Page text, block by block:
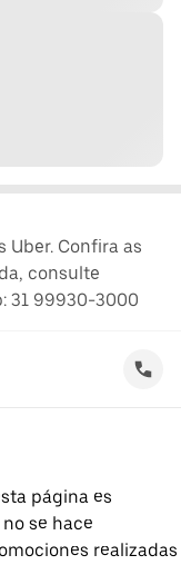
Uber. Confira as
consulte
31 99930-3000
página es
se hace
realizadas